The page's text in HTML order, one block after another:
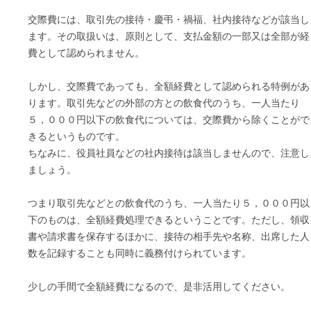
交際費には、取引先の接待・慶弔・禍福、社内接待などが該当し
ます。その取扱いは、原則として、支払金額の一部又は全部が経
費として認められません。
しかし、交際費であっても、全額経費として認められる特例があ
ります。取引先などの外部の方との飲食代のうち、一人当たり
５，０００円以下の飲食代については、交際費から除くことがで
きるというものです。
ちなみに、役員社員などの社内接待は該当しませんので、注意し
ましょう。
つまり取引先などとの飲食代のうち、一人当たり５，０００円以
下のものは、全額経費処理できるということです。ただし、領収
書や請求書を保存するほかに、接待の相手先や名称、出席した人
数を記録することも同時に義務付けられています。
少しの手間で全額経費になるので、是非活用してください。